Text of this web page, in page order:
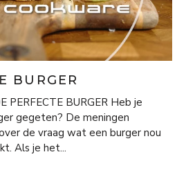
BURGER
PERFECTE BURGER Heb je
gegeten? De meningen
de vraag wat een burger nou
Als je het...